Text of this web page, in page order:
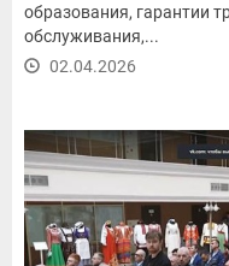
образования, гарантии
обслуживания,...
02.04.2026